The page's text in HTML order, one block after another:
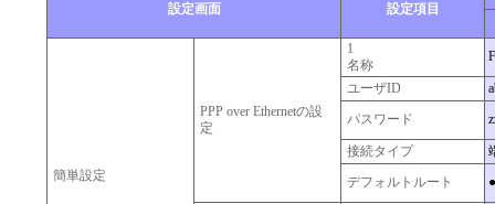
設定画面 設定項目
簡単設定
PPP over Ethernetの設
定
1
名称
ユーザID
パスワード
接続タイプ
デフォルトルート
●